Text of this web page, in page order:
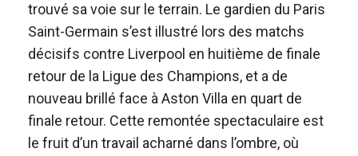
trouvé sa voie sur le terrain. Le gardien du Paris
Saint-Germain s’est illustré lors des matchs
décisifs contre Liverpool en huitième de finale
retour de la Ligue des Champions, et a de
nouveau brillé face à Aston Villa en quart de
finale retour. Cette remontée spectaculaire est
le fruit d’un travail acharné dans l’ombre, où